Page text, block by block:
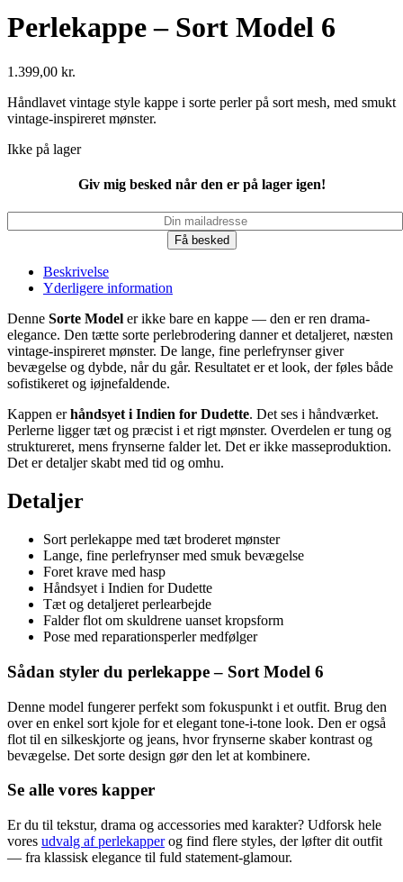
Perlekappe – Sort Model 6
1.399,00 kr.
Håndlavet vintage style kappe i sorte perler på sort mesh, med smukt
vintage-inspireret mønster.
Ikke på lager
Giv mig besked når den er på lager igen!
Få besked
Beskrivelse
Yderligere information
Denne Sorte Model er ikke bare en kappe — den er ren drama-
elegance. Den tætte sorte perlebrodering danner et detaljeret, næsten
vintage-inspireret mønster. De lange, fine perlefrynser giver
bevægelse og dybde, når du går. Resultatet er et look, der føles både
sofistikeret og iøjnefaldende.
Kappen erhåndsyet i Indien for Dudette. Det ses i håndværket.
Perlerne ligger tæt og præcist i et rigt mønster. Overdelen er tung og
struktureret, mens frynserne falder let. Det er ikke masseproduktion.
Det er detaljer skabt med tid og omhu.
Detaljer
Sort perlekappe med tæt broderet mønster
Lange, fine perlefrynser med smuk bevægelse
Foret krave med hasp
Håndsyet i Indien for Dudette
Tæt og detaljeret perlearbejde
Falder flot om skuldrene uanset kropsform
Pose med reparationsperler medfølger
Sådan styler du perlekappe – Sort Model 6
Denne model fungerer perfekt som fokuspunkt i et outfit. Brug den
over en enkel sort kjole for et elegant tone-i-tone look. Den er også
flot til en silkeskjorte og jeans, hvor frynserne skaber kontrast og
bevægelse. Det sorte design gør den let at kombinere.
Se alle vores kapper
Er du til tekstur, drama og accessories med karakter? Udforsk hele
vores udvalg af perlekapperog find flere styles, der løfter dit outfit
— fra klassisk elegance til fuld statement-glamour.